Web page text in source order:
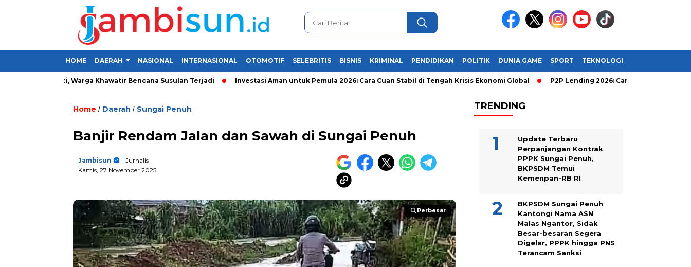
HOME DAERAH NASIONAL INTERNASIONAL OTOMOTIF SELEBRITIS BISNIS KRIMINAL PENDIDIKAN POLITIK DUNIA GAME SPORT TEKNOLOGI
di Kerinci, Warga Khawatir Bencana Susulan Terjadi Investasi Aman untuk Pemula 2026: Cara Cuan Stabil di Tengah Krisis Ekonomi Global P2P Lending 2026: Cara Cerdas
Home / Daerah / Sungai Penuh
Banjir Rendam Jalan dan Sawah di Sungai Penuh
Jambisun
- Jurnalis
Kamis, 27 November 2025
Perbesar
Perbesar
TRENDING
Update Terbaru
Perpanjangan Kontrak
PPPK Sungai Penuh,
BKPSDM Temui
Kemenpan-RB RI
BKPSDM Sungai Penuh
Kantongi Nama ASN
Malas Ngantor, Sidak
Besar-besaran Segera
Digelar, PPPK hingga PNS
Terancam Sanksi